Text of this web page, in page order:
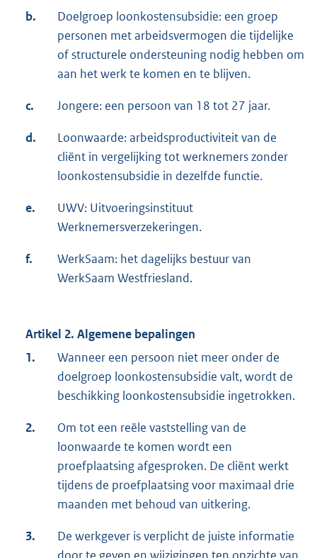
b.
Doelgroep loonkostensubsidie: een groep
personen met arbeidsvermogen die tijdelijke
of structurele ondersteuning nodig hebben om
aan het werk te komen en te blijven.
c. Jongere: een persoon van 18 tot 27 jaar.
d.
Loonwaarde: arbeidsproductiviteit van de
cliënt in vergelijking tot werknemers zonder
loonkostensubsidie in dezelfde functie.
e.
UWV: Uitvoeringsinstituut
Werknemersverzekeringen.
f.
WerkSaam: het dagelijks bestuur van
WerkSaam Westfriesland.
Artikel 2. Algemene bepalingen
1.
Wanneer een persoon niet meer onder de
doelgroep loonkostensubsidie valt, wordt de
beschikking loonkostensubsidie ingetrokken.
2.
Om tot een reële vaststelling van de
loonwaarde te komen wordt een
proefplaatsing afgesproken. De cliënt werkt
tijdens de proefplaatsing voor maximaal drie
maanden met behoud van uitkering.
3.
De werkgever is verplicht de juiste informatie